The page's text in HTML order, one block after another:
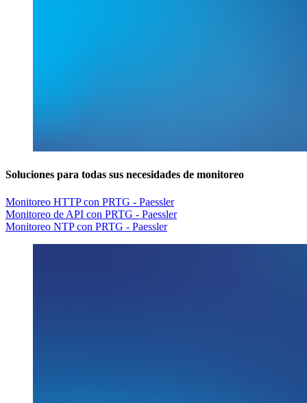
Soluciones para todas sus necesidades de monitoreo
Monitoreo HTTP con PRTG - Paessler
Monitoreo de API con PRTG - Paessler
Monitoreo NTP con PRTG - Paessler